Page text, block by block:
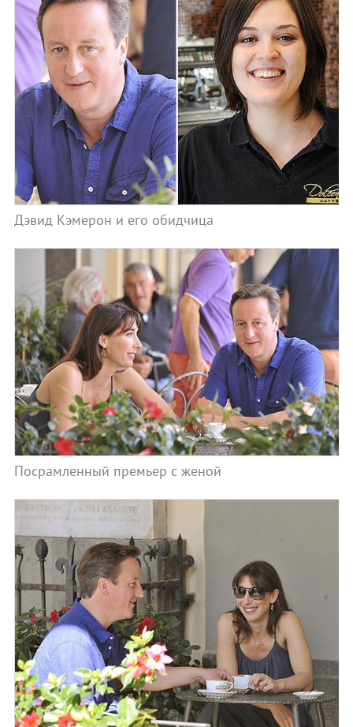
Дэвид Кэмерон и его обидчица
Посрамленный премьер с женой